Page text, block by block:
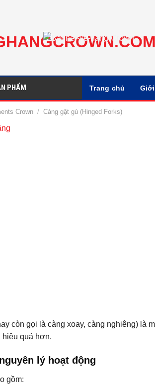
PHẨM Trang chủ
Crown / Càng gật gù (Hinged Forks)
còn gọi là càng xoay, càng nghiêng) là
hiệu quả hơn.
lý hoạt động
gồm: